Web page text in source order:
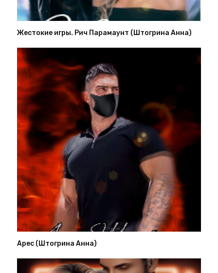
Жестокие игры. Рич Парамаунт (Штогрина Анна)
Арес (Штогрина Анна)